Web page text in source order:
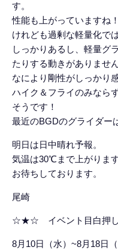
す。
性能も上がっていますね！
けれども過剰な軽量化で
しっかりあるし、軽量グ
たりする動きがありませ
なにより剛性がしっかり
ハイク＆フライのみなら
そうです！
最近のBGDのグライダー
明日は日中晴れ予報。
気温は30℃まで上がります
お待ちしております。
尾崎
☆★☆ イベント目白押
8月10日（水）~8月18日